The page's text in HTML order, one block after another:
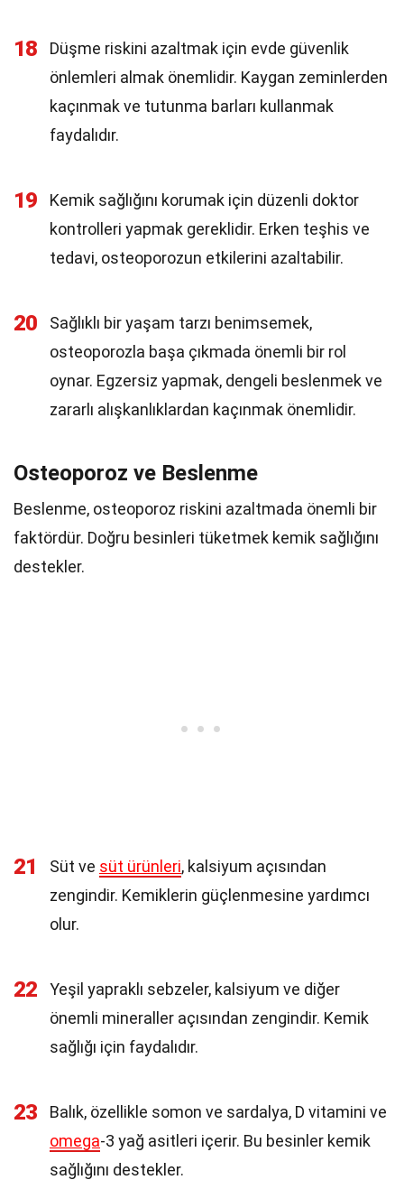
18
Düşme riskini azaltmak için evde güvenlik
önlemleri almak önemlidir. Kaygan zeminlerden
kaçınmak ve tutunma barları kullanmak
faydalıdır.
19
Kemik sağlığını korumak için düzenli doktor
kontrolleri yapmak gereklidir. Erken teşhis ve
tedavi, osteoporozun etkilerini azaltabilir.
20
Sağlıklı bir yaşam tarzı benimsemek,
osteoporozla başa çıkmada önemli bir rol
oynar. Egzersiz yapmak, dengeli beslenmek ve
zararlı alışkanlıklardan kaçınmak önemlidir.
Osteoporoz ve Beslenme
Beslenme, osteoporoz riskini azaltmada önemli bir
faktördür. Doğru besinleri tüketmek kemik sağlığını
destekler.
21 Süt ve süt ürünleri, kalsiyum açısından
zengindir. Kemiklerin güçlenmesine yardımcı
olur.
22
Yeşil yapraklı sebzeler, kalsiyum ve diğer
önemli mineraller açısından zengindir. Kemik
sağlığı için faydalıdır.
23
Balık, özellikle somon ve sardalya, D vitamini ve
omega-3 yağ asitleri içerir. Bu besinler kemik
sağlığını destekler.